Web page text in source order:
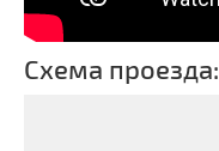
Схема проезда: